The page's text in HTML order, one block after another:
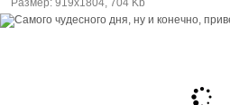
Размер: 919х1804, 704 Kb